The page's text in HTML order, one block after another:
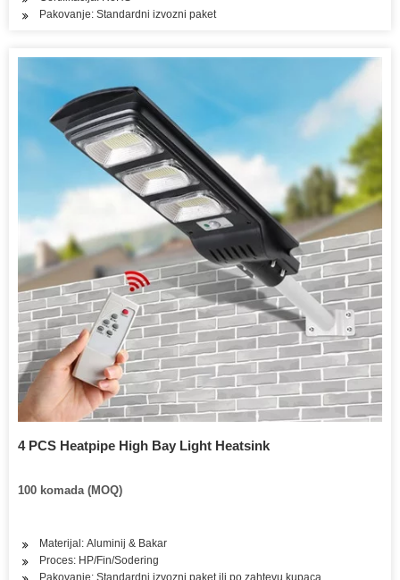
Pakovanje: Standardni izvozni paket
4 PCS Heatpipe High Bay Light Heatsink
100 komada (MOQ)
Materijal: Aluminij & Bakar
Proces: HP/Fin/Sodering
Pakovanje: Standardni izvozni paket ili po zahtevu kupaca